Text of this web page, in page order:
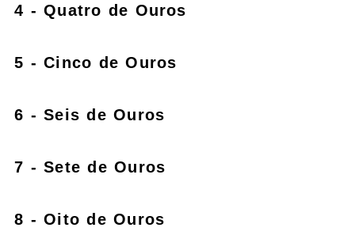
4 - Quatro de Ouros
5 - Cinco de Ouros
6 - Seis de Ouros
7 - Sete de Ouros
8 - Oito de Ouros